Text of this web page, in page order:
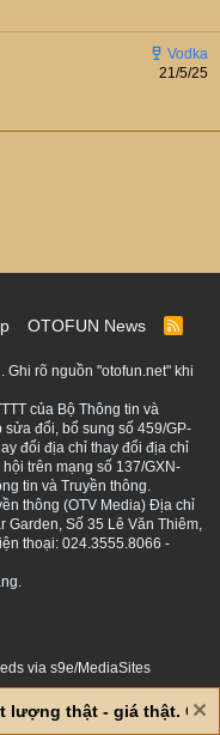
21/5/25
OTOFUN News
R
S
Ghi rõ nguồn "otofun.net" khi
của Bộ Thông tin và
đổi, bổ sung số 459/GP-
đổi địa chỉ thay đổi địa chỉ
trên mạng số 137/GXN-
tin và Truyền thông.
thông (OTV Media) Địa chỉ
Garden, Số 35 Lê Văn Thiêm,
thoại: 024.3555.8066 -
via s9e/MediaSites
lượng thật - giá thật. Giá